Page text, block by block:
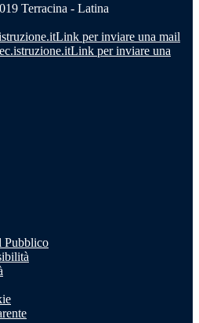
Terracina - Latina
Link per inviare una mail
Link per inviare una
Pubblico